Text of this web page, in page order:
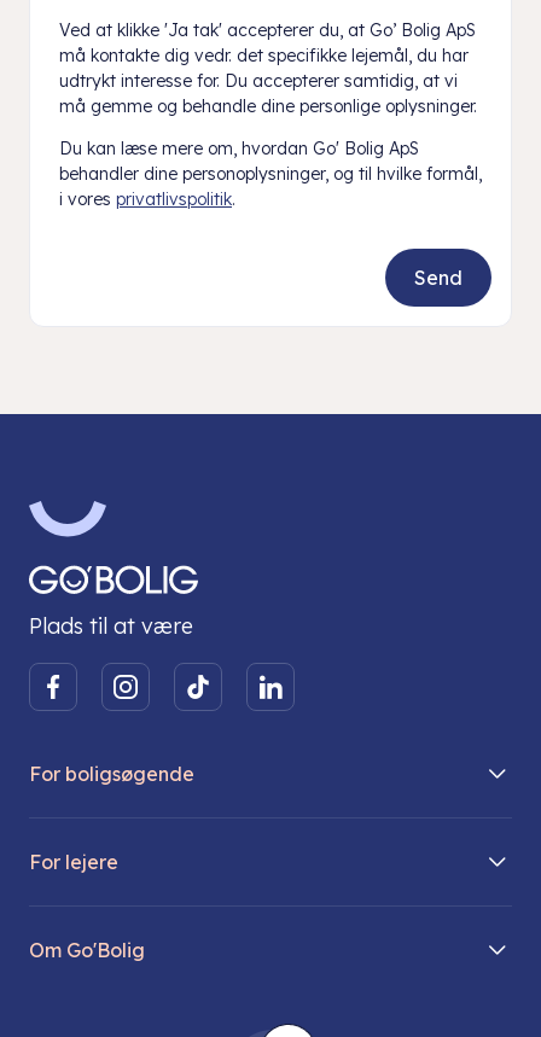
Ved at klikke 'Ja tak' accepterer du, at Go’ Bolig ApS
må kontakte dig vedr. det specifikke lejemål, du har
udtrykt interesse for. Du accepterer samtidig, at vi
må gemme og behandle dine personlige oplysninger.
Du kan læse mere om, hvordan Go' Bolig ApS
behandler dine personoplysninger, og til hvilke formål,
i vores privatlivspolitik.
Plads til at være
For boligsøgende
For lejere
Om Go'Bolig